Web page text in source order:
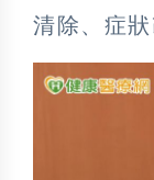
清除、症狀